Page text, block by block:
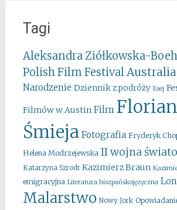
Tagi
Aleksandra Ziółkowska-
Polish Film FestivalAustralia
Narodzenie Dziennik z podróży Esej
Filmów w Austin Film
Śmieja Fotografia Fryderyk
Helena Modrzejewska II wojna
Katarzyna Szrodt Kazimierz Braun
emigracyjna Literatura hiszpańskojęzyczna
Malarstwo Nowy Jork